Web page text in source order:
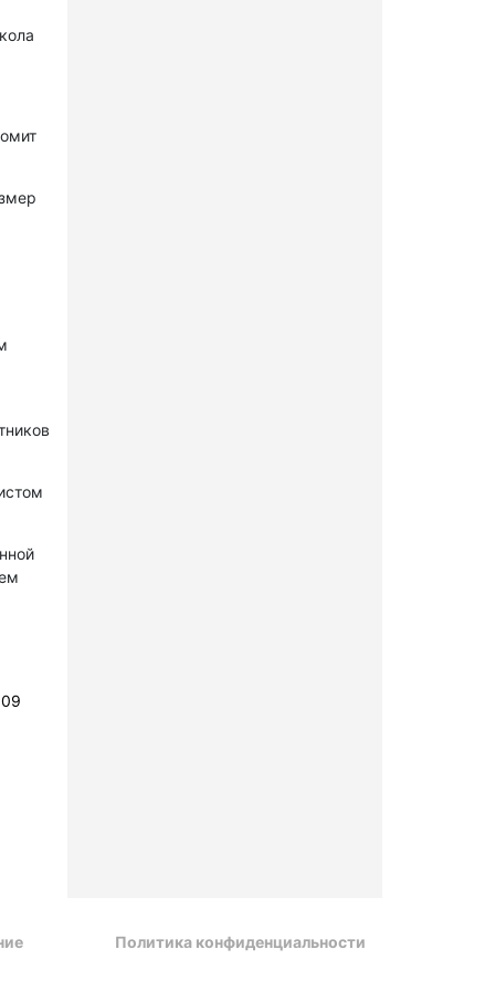
Политика конфиденциальности